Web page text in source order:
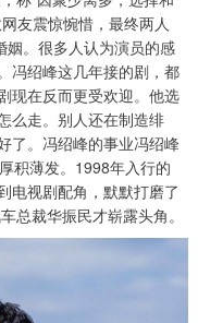
友震惊惋惜，最终两人
姻。很多人认为演员的感
冯绍峰这几年接的剧，都
现在反而更受欢迎。他选
么走。别人还在制造绯
了。冯绍峰的事业冯绍峰
积薄发。1998年入行的
电视剧配角，默默打磨了
总裁华振民才崭露头角。